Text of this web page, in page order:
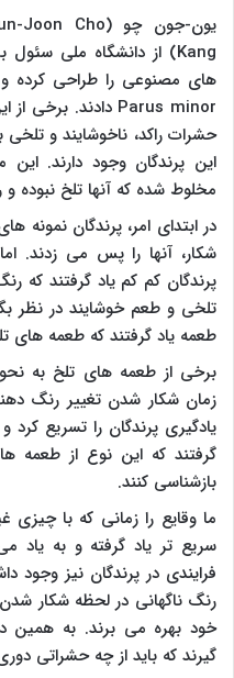
یون-جون چو (Joon Cho
Kang) از دانشگاه ملی
های مصنوعی را طراحی کرده و
Parus minor دادند. برخی از
حشرات راکد، ناخوشایند و
این پرندگان وجود دارند.
مخلوط شده که آنها تلخ نبوده
در ابتدای امر، پرندگان نمونه
شکار، آنها را پس می زدند.
پرندگان کم کم یاد گرفتند که
تلخی و طعم خوشایند در نظر
طعمه یاد گرفتند که طعمه های
برخی از طعمه های تلخ به
زمان شکار شدن تغییر رنگ
یادگیری پرندگان را تسریع کرد
گرفتند که این نوع از
بازشناسی کنند.
ما وقایع را زمانی که با چیزی
سریع تر یاد گرفته و به
فرایندی در پرندگان نیز وجود
رنگ ناگهانی در لحظه شکار
خود بهره می برند. به همین
گیرند که باید از چه حشراتی